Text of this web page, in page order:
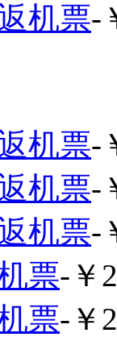
机票-
机票-
机票-
机票-
票-￥
票-￥